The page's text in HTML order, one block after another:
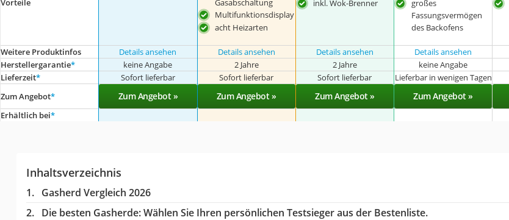
Vorteile
Gasabschaltung
Multifunktionsdisplay
acht Heizarten
inkl. Wok-Brenner
großes
Fassungsvermögen
des Backofens
Weitere Produktinfos Details ansehen Details ansehen Details ansehen Details ansehen
Herstellergarantie* keine Angabe 2 Jahre 2 Jahre keine Angabe
Lieferzeit* Sofort lieferbar Sofort lieferbar Sofort lieferbar Lieferbar in wenigen Tagen
Zum Angebot* Zum Angebot » Zum Angebot » Zum Angebot » Zum Angebot »
Erhältlich bei*
Inhaltsverzeichnis
Gasherd Vergleich 2026
Die besten Gasherde:Wählen Sie Ihren persönlichen Testsieger aus der Bestenliste.